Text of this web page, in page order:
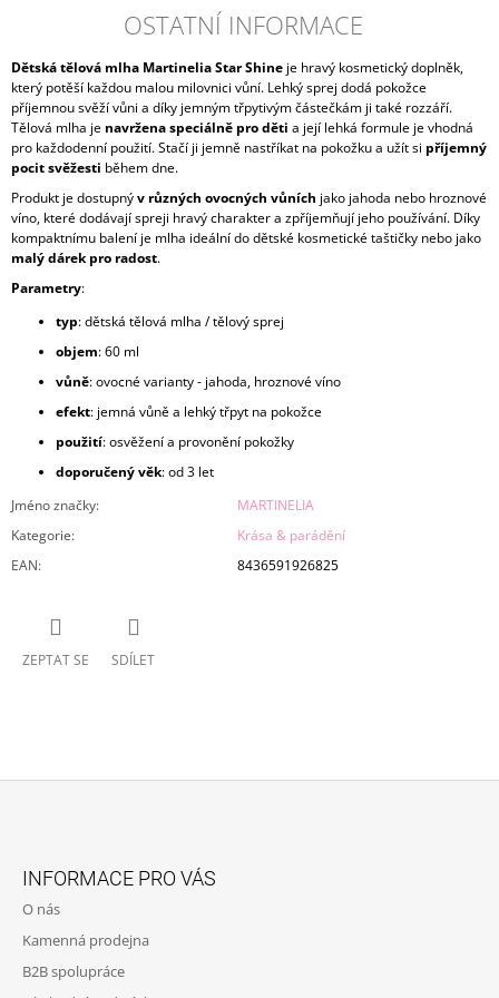
OSTATNÍ INFORMACE
Dětská tělová mlha Martinelia Star Shine je hravý kosmetický doplněk,
který potěší každou malou milovnici vůní. Lehký sprej dodá pokožce
příjemnou svěží vůni a díky jemným třpytivým částečkám ji také rozzáří.
Tělová mlha je navržena speciálně pro děti a její lehká formule je vhodná
pro každodenní použití. Stačí ji jemně nastříkat na pokožku a užít si příjemný
pocit svěžesti během dne.
Produkt je dostupnýv různých ovocných vůních jako jahoda nebo hroznové
víno, které dodávají spreji hravý charakter a zpříjemňují jeho používání. Díky
kompaktnímu balení je mlha ideální do dětské kosmetické taštičky nebo jako
malý dárek pro radost.
Parametry:
typ: dětská tělová mlha / tělový sprej
objem: 60 ml
vůně: ovocné varianty - jahoda, hroznové víno
efekt: jemná vůně a lehký třpyt na pokožce
použití: osvěžení a provonění pokožky
doporučenývěk: od 3 let
Jméno značky:
MARTINELIA
Kategorie:
Krása & parádění
EAN: 8436591926825
ZEPTAT SE SDÍLET
INFORMACE PRO VÁS
O nás
Kamenná prodejna
B2B spolupráce